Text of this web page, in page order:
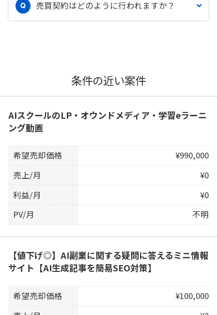
売買契約はどのように行われますか？
条件の近い案件
AIスクールのLP・オウンドメディア・学習eラーニ
ング動画
希望売却価格
¥990,000
売上/月
¥0
利益/月
¥0
PV/月
不明
【値下げ◎】AI副業に関する疑問に答えるミニ情報
サイト【AI生成記事を簡易SEO対策】
希望売却価格
¥100,000